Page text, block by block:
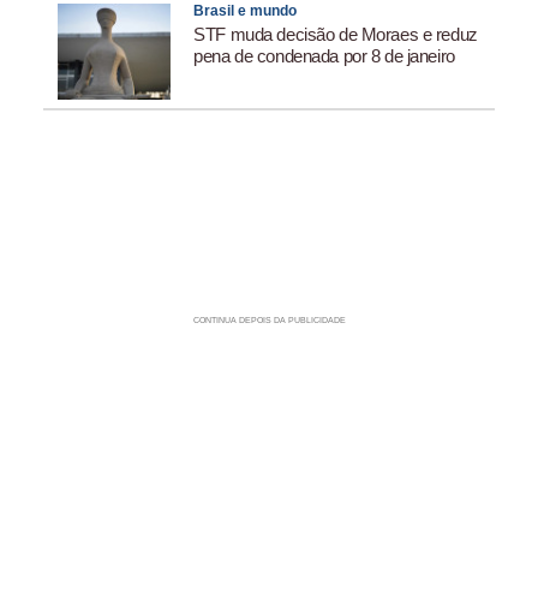
Brasil e mundo
STF muda decisão de Moraes e reduz
pena de condenada por 8 de janeiro